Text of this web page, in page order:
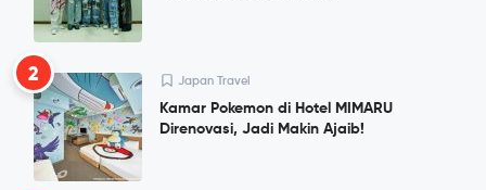
2 Japan Travel
Kamar Pokemon di Hotel MIMARU
Direnovasi, Jadi Makin Ajaib!